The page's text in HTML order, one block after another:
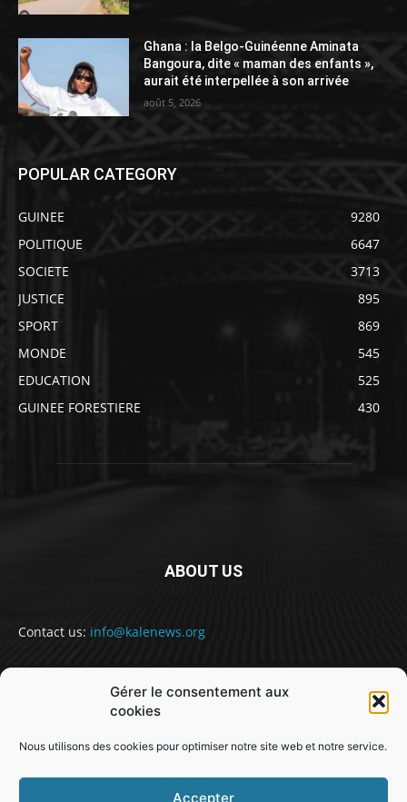
Gérer le consentement aux
cookies
Nous utilisons des cookies pour optimiser notre site web et notre service.
Accepter
Ghana : la Belgo-Guinéenne Aminata
Bangoura, dite « maman des enfants »,
aurait été interpellée à son arrivée
août 5, 2026
POPULAR CATEGORY
GUINEE
9280
POLITIQUE
6647
SOCIETE
3713
JUSTICE
895
SPORT
869
MONDE
545
EDUCATION
525
GUINEE FORESTIERE
430
ABOUT US
Contact us: info@kalenews.org
FOLLOW US